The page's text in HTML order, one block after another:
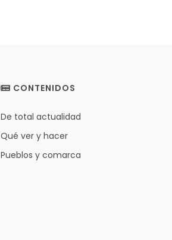
CONTENIDOS
De total actualidad
Qué ver y hacer
Pueblos y comarca